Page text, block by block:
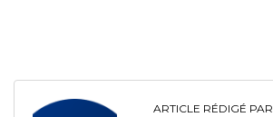
ARTICLE RÉDIGÉ PAR